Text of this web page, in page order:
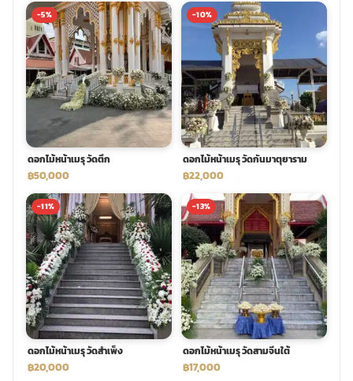
-5%
ดอกไม้หน้าเมรุ วัดตึก
฿50,000
-10%
ดอกไม้หน้าเมรุ วัดกันมาตุยาราม
฿22,000
-11%
ดอกไม้หน้าเมรุ วัดสำเพ็ง
฿20,000
-13%
ดอกไม้หน้าเมรุ วัดสามจีนใต้
฿17,000